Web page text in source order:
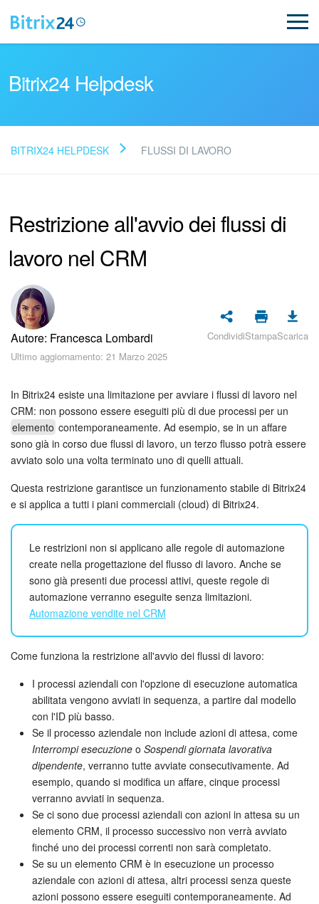
Novità
Supporto Bitrix24
Registrazione e accesso
Piani e pagamento
Sicurezza in Bitrix24
Come iniziare?
CoPilot: IA in Bitrix24
Feed
Messenger
Calendario
Bitrix24 Drive
Webmail
Incarichi e progetti
Progetti IA
CRM
Prenotazione online
Contact Center
Sales Center
Bitrix24 Helpdesk
BITRIX24 HELPDESK FLUSSI DI LAVORO
Restrizione all'avvio dei flussi di
lavoro nel CRM
Autore: Francesca Lombardi
Ultimo aggiornamento: 21 Marzo 2025
CondividiStampaScarica
In Bitrix24 esiste una limitazione per avviare i flussi di lavoro nel
CRM: non possono essere eseguiti più di due processi per un
elemento contemporaneamente. Ad esempio, se in un affare
sono già in corso due flussi di lavoro, un terzo flusso potrà essere
avviato solo una volta terminato uno di quelli attuali.
Questa restrizione garantisce un funzionamento stabile di Bitrix24
e si applica a tutti i piani commerciali (cloud) di Bitrix24.
Le restrizioni non si applicano alle regole di automazione
create nella progettazione del flusso di lavoro. Anche se
sono già presenti due processi attivi, queste regole di
automazione verranno eseguite senza limitazioni.
Automazione vendite nel CRM
Come funziona la restrizione all'avvio dei flussi di lavoro:
I processi aziendali con l'opzione di esecuzione automatica
abilitata vengono avviati in sequenza, a partire dal modello
con l'ID più basso.
Se il processo aziendale non include azioni di attesa, come
Interrompi esecuzione o Sospendi giornata lavorativa
dipendente, verranno tutte avviate consecutivamente. Ad
esempio, quando si modifica un affare, cinque processi
verranno avviati in sequenza.
Se ci sono due processi aziendali con azioni in attesa su un
elemento CRM, il processo successivo non verrà avviato
finché uno dei processi correnti non sarà completato.
Se su un elemento CRM è in esecuzione un processo
aziendale con azioni di attesa, altri processi senza queste
azioni possono essere eseguiti contemporaneamente. Ad